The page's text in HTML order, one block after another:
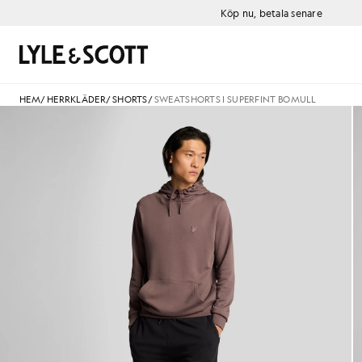
Köp nu, betala senare
Sök
HEM/ HERRKLÄDER/SHORTS/SWEATSHORTS I SUPERFINT BOMULL